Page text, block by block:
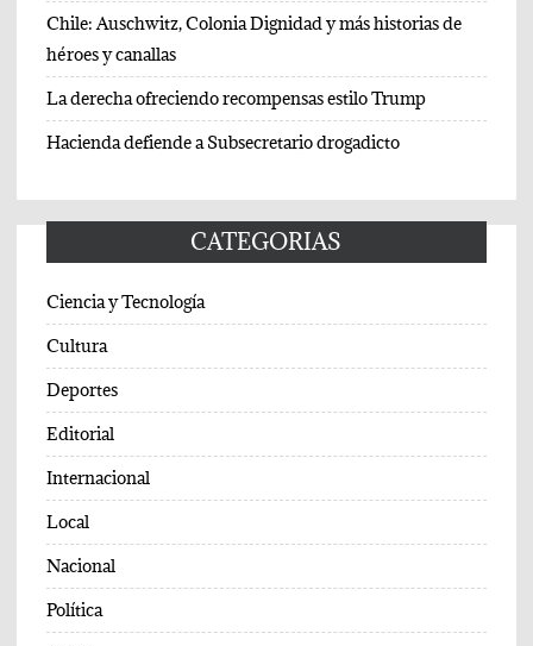
Chile: Auschwitz, Colonia Dignidad y más historias de
héroes y canallas
La derecha ofreciendo recompensas estilo Trump
Hacienda defiende a Subsecretario drogadicto
CATEGORIAS
Ciencia y Tecnología
Cultura
Deportes
Editorial
Internacional
Local
Nacional
Política